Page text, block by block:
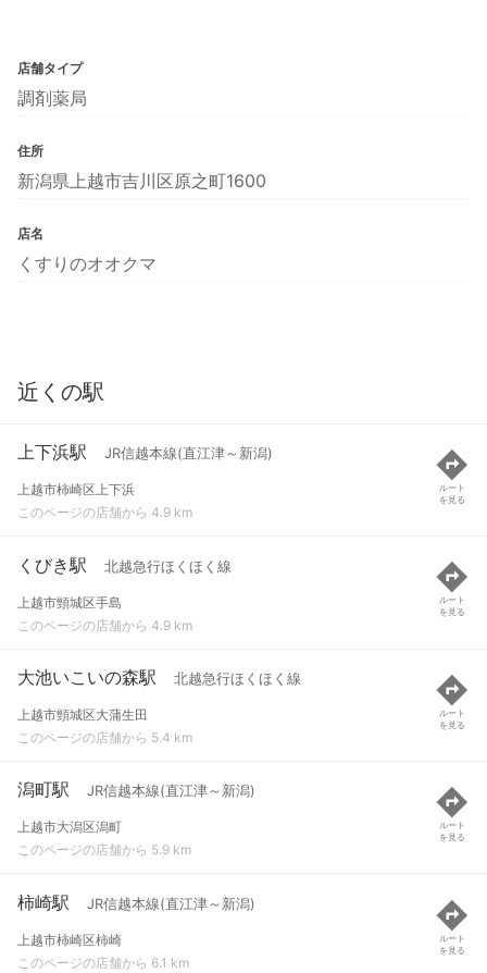
店舗タイプ
調剤薬局
住所
新潟県上越市吉川区原之町1600
店名
くすりのオオクマ
近くの駅
上下浜駅 JR信越本線(直江津～新潟)
上越市柿崎区上下浜
このページの店舗から 4.9 km
ルート
を見る
くびき駅 北越急行ほくほく線
上越市頸城区手島
このページの店舗から 4.9 km
ルート
を見る
大池いこいの森駅 北越急行ほくほく線
上越市頸城区大蒲生田
このページの店舗から 5.4 km
ルート
を見る
潟町駅 JR信越本線(直江津～新潟)
上越市大潟区潟町
このページの店舗から 5.9 km
ルート
を見る
柿崎駅 JR信越本線(直江津～新潟)
上越市柿崎区柿崎
このページの店舗から 6.1 km
ルート
を見る